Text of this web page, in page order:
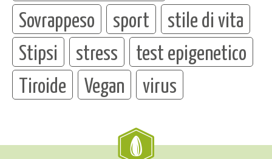
Sovrappeso
sport
stile di vita
Stipsi
stress
test epigenetico
Tiroide
Vegan virus